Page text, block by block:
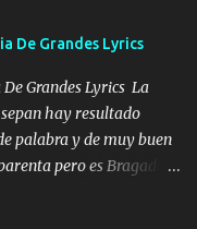
ya se han preguntado
TJ para un licenciado
también Música
M2 que nunca me ha
abrazo también al
De Grandes Lyrics
Grandes Lyrics La
hay resultado
palabra y de muy buen
pero es Bragado a